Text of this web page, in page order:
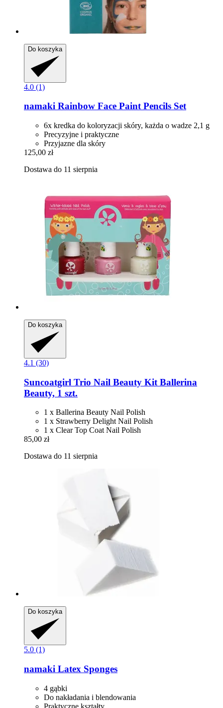
Do koszyka
4.0 (1)
namaki Rainbow Face Paint Pencils Set
6x kredka do koloryzacji skóry, każda o wadze 2,1 g
Precyzyjne i praktyczne
Przyjazne dla skóry
125,00 zł
Dostawa do 11 sierpnia
Do koszyka
4.1 (30)
Suncoatgirl Trio Nail Beauty Kit Ballerina
Beauty, 1 szt.
1 x Ballerina Beauty Nail Polish
1 x Strawberry Delight Nail Polish
1 x Clear Top Coat Nail Polish
85,00 zł
Dostawa do 11 sierpnia
Do koszyka
5.0 (1)
namaki Latex Sponges
4 gąbki
Do nakładania i blendowania
Praktyczne kształty